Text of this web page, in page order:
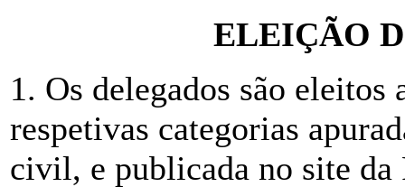
ELEIÇÃO
1. Os delegados são eleitos
respetivas categorias
civil, e publicada no site da